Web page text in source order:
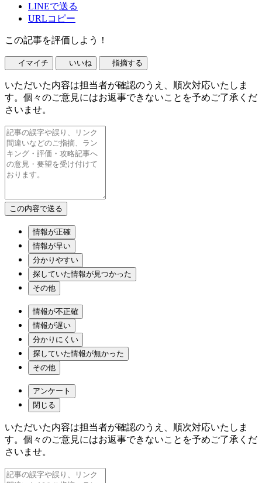
LINEで送る
URLコピー
この記事を評価しよう！
イマイチ いいね 指摘する
いただいた内容は担当者が確認のうえ、順次対応いたしま
す。個々のご意見にはお返事できないことを予めご了承くだ
さいませ。
情報が正確
情報が早い
分かりやすい
探していた情報が見つかった
その他
情報が不正確
情報が遅い
分かりにくい
探していた情報が無かった
その他
アンケート
閉じる
いただいた内容は担当者が確認のうえ、順次対応いたしま
す。個々のご意見にはお返事できないことを予めご了承くだ
さいませ。